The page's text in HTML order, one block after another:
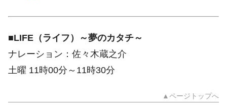
■LIFE（ライフ）～夢のカタチ～
ナレーション：佐々木蔵之介
土曜 11時00分～11時30分
▲ページトップへ